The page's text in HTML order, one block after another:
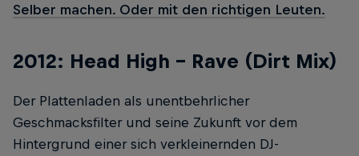
Selber machen. Oder mit den richtigen Leuten.
2012: Head High – Rave (Dirt Mix)
Der Plattenladen als unentbehrlicher
Geschmacksfilter und seine Zukunft vor dem
Hintergrund einer sich verkleinernden DJ-